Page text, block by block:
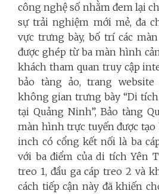
công nghệ số nhằm đem lại
sự trải nghiệm mới mẻ, đa
vực trưng bày, bố trí các
được ghép từ ba màn hình
khách tham quan truy cập
bảo tàng ảo, trang
không gian trưng bày “Di
tại Quảng Ninh”, Bảo tàng
màn hình trực tuyến được
inch có cổng kết nối là ba
với ba điểm của di tích Yên
treo 1, đầu ga cáp treo 2 và
cách tiếp cận này đã khiến